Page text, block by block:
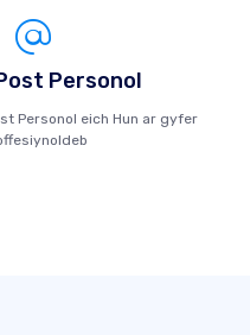
Personol
Personol eich Hun ar gyfer